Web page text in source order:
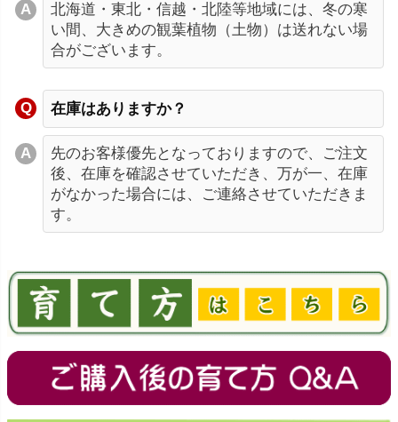
北海道・東北・信越・北陸等地域には、冬の寒
い間、大きめの観葉植物（土物）は送れない場
合がございます。
在庫はありますか？
先のお客様優先となっておりますので、ご注文
後、在庫を確認させていただき、万が一、在庫
がなかった場合には、ご連絡させていただきま
す。